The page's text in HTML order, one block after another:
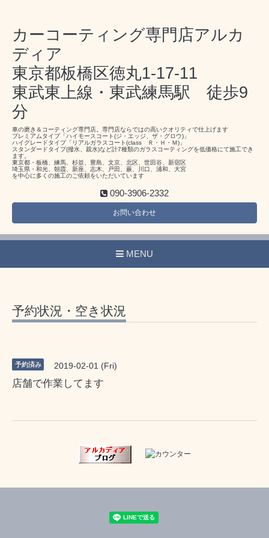
カーコーティング専門店アルカ
ディア
東京都板橋区徳丸1-17-11
東武東上線・東武練馬駅 徒歩9
分
車の磨き＆コーティング専門店。専門店ならではの高いクオリティで仕上げます
プレミアムタイプ「ハイモースコート(ジ・エッジ、ザ・グロウ)」
ハイグレードタイプ「リアルガラスコート(class Ｒ・Ｈ・Ｍ)」
スタンダードタイプ(撥水、親水)など計7種類のガラスコーティングを低価格にて施工でき
ます。
東京都・板橋、練馬、杉並、豊島、文京、北区、世田谷、新宿区
埼玉県・和光、朝霞、新座、志木、戸田、蕨、川口、浦和、大宮
を中心に多くの施工のご依頼をいただいています
090-3906-2332
お問い合わせ
MENU
予約状況・空き状況
予約済み 2019-02-01 (Fri)
店舗で作業してます